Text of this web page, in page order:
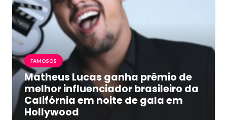
FAMOSOS
Matheus Lucas ganha prêmio de
melhor influenciador brasileiro da
Califórnia em noite de gala em
Hollywood